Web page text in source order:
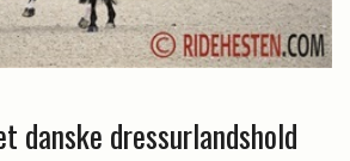
danske dressurlandshold